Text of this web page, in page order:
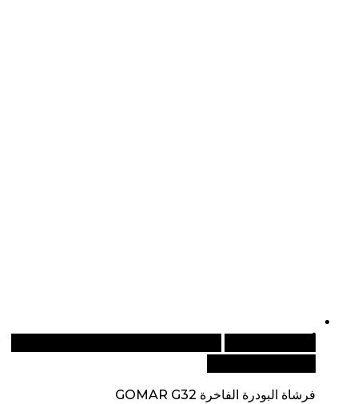
فرشاة البودرة الفاخرة GOMAR G32